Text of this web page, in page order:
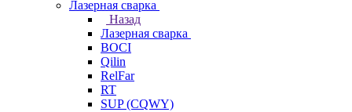
Лазерная сварка
Назад
Лазерная сварка
BOCI
Qilin
RelFar
RT
SUP (CQWY)